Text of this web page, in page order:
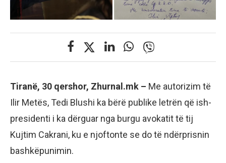
Tiranë, 30 qershor, Zhurnal.mk – Me autorizim të
Ilir Metës, Tedi Blushi ka bërë publike letrën që ish-
presidenti i ka dërguar nga burgu avokatit të tij
Kujtim Cakrani, ku e njoftonte se do të ndërprisnin
bashkëpunimin.